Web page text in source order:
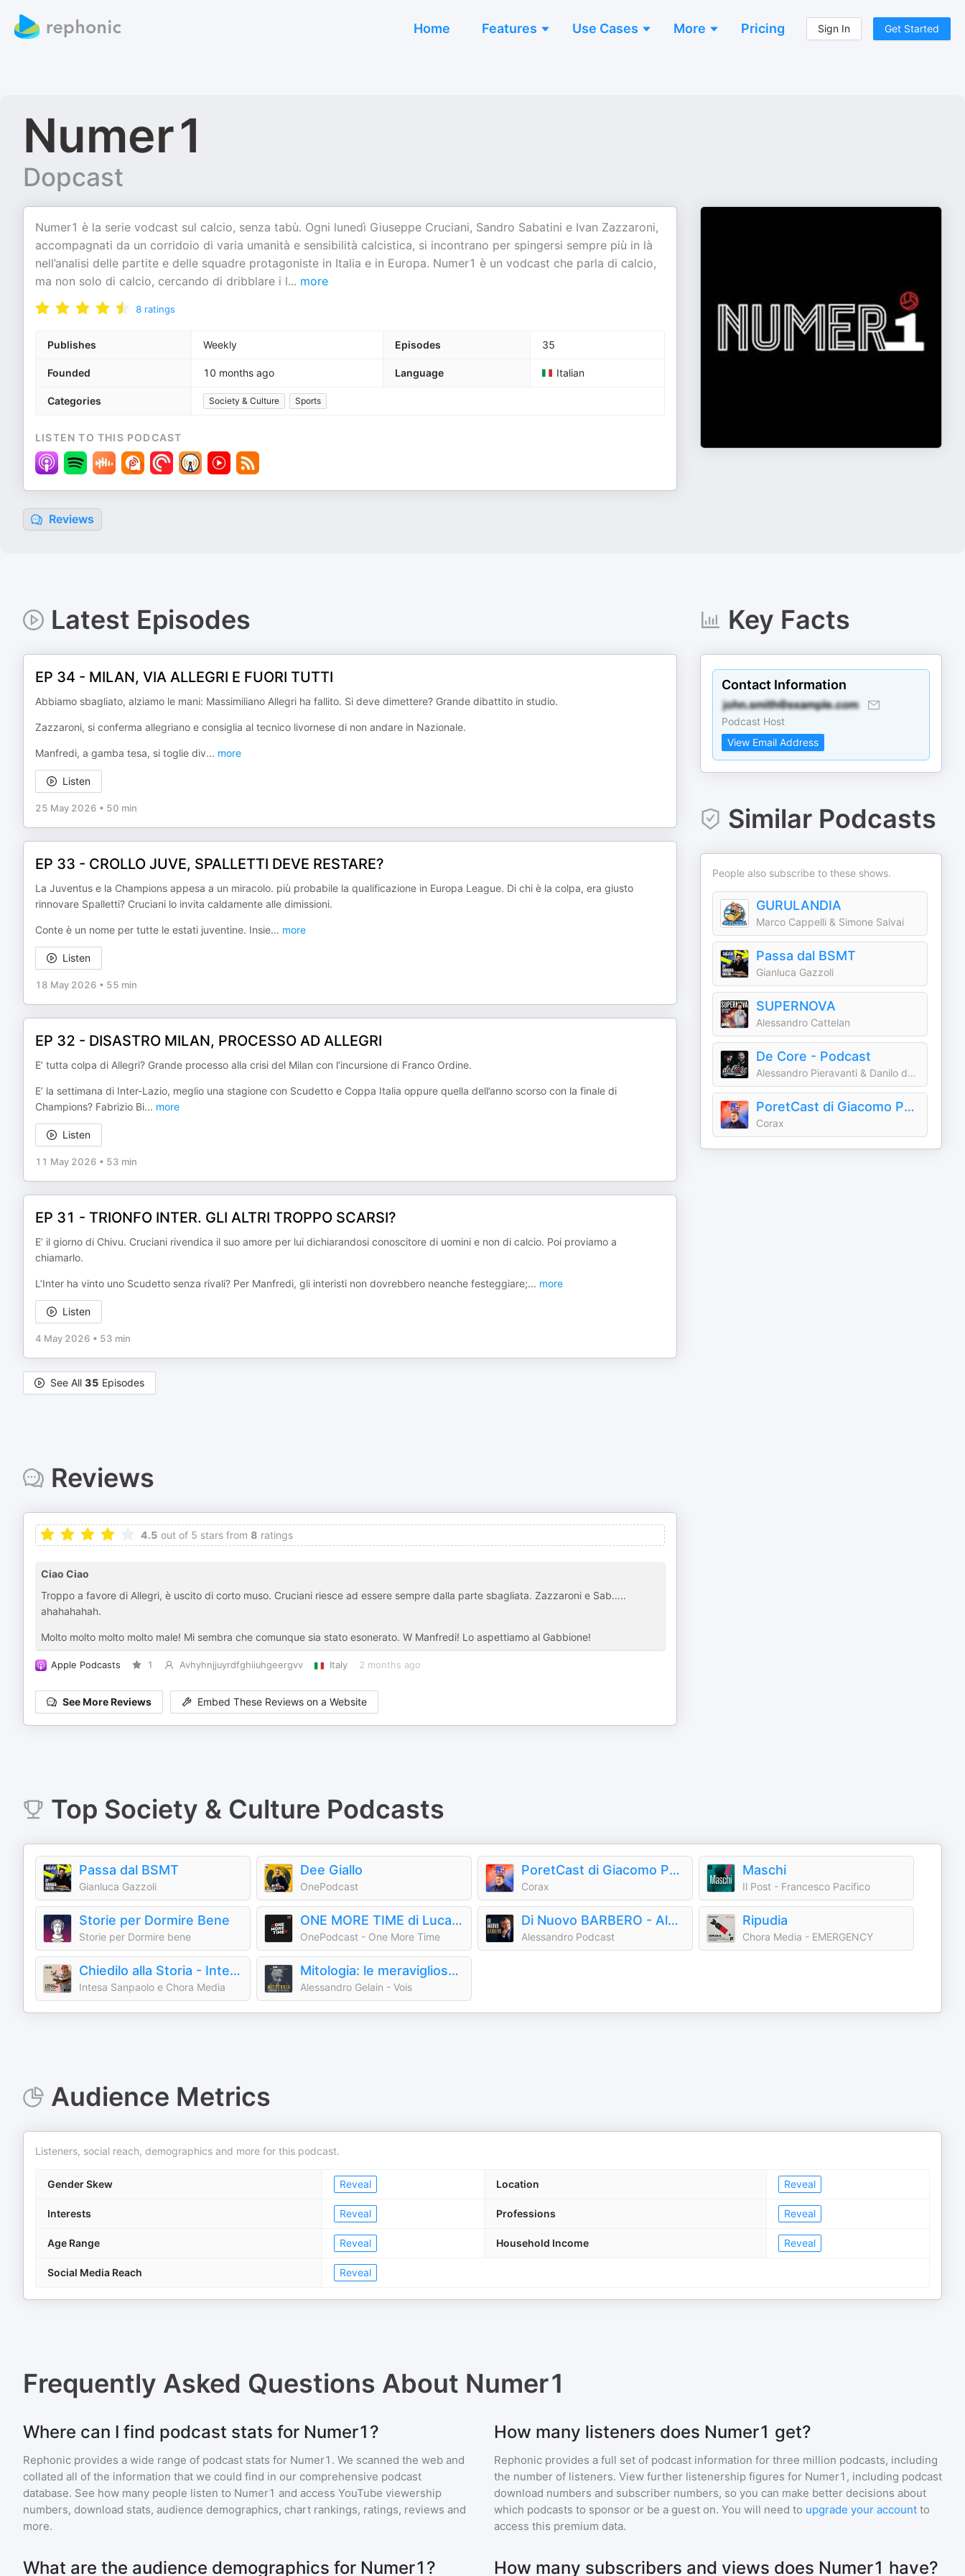
Home Features Use Cases More Pricing Sign In Get Started
Numer1
Dopcast
Numer1 è la serie vodcast sul calcio, senza tabù. Ogni lunedì Giuseppe Cruciani, Sandro Sabatini e Ivan Zazzaroni,
accompagnati da un corridoio di varia umanità e sensibilità calcistica, si incontrano per spingersi sempre più in là
nell’analisi delle partite e delle squadre protagoniste in Italia e in Europa. Numer1 è un vodcast che parla di calcio,
ma non solo di calcio, cercando di dribblare i l... more
8 ratings
Publishes Weekly Episodes 35
Founded 10 months ago Language Italian
Categories Society & Culture Sports
LISTEN TO THIS PODCAST
Reviews
Latest Episodes
EP 34 - MILAN, VIA ALLEGRI E FUORI TUTTI
Abbiamo sbagliato, alziamo le mani: Massimiliano Allegri ha fallito. Si deve dimettere? Grande dibattito in studio.
Zazzaroni, si conferma allegriano e consiglia al tecnico livornese di non andare in Nazionale.
Manfredi, a gamba tesa, si toglie div... more
Listen
25 May 2026 • 50 min
EP 33 - CROLLO JUVE, SPALLETTI DEVE RESTARE?
La Juventus e la Champions appesa a un miracolo. più probabile la qualificazione in Europa League. Di chi è la colpa, era giusto
rinnovare Spalletti? Cruciani lo invita caldamente alle dimissioni.
Conte è un nome per tutte le estati juventine. Insie... more
Listen
18 May 2026 • 55 min
EP 32 - DISASTRO MILAN, PROCESSO AD ALLEGRI
E’ tutta colpa di Allegri? Grande processo alla crisi del Milan con l’incursione di Franco Ordine.
E’ la settimana di Inter-Lazio, meglio una stagione con Scudetto e Coppa Italia oppure quella dell’anno scorso con la finale di
Champions? Fabrizio Bi... more
Listen
11 May 2026 • 53 min
EP 31 - TRIONFO INTER. GLI ALTRI TROPPO SCARSI?
E’ il giorno di Chivu. Cruciani rivendica il suo amore per lui dichiarandosi conoscitore di uomini e non di calcio. Poi proviamo a
chiamarlo.
L’Inter ha vinto uno Scudetto senza rivali? Per Manfredi, gli interisti non dovrebbero neanche festeggiare;... more
Listen
4 May 2026 • 53 min
See All 35 Episodes
Key Facts
Contact Information
Podcast Host
View Email Address
Similar Podcasts
People also subscribe to these shows.
GURULANDIA
Marco Cappelli & Simone Salvai
Passa dal BSMT
Gianluca Gazzoli
SUPERNOVA
Alessandro Cattelan
De Core - Podcast
Alessandro Pieravanti & Danilo da Fiumicino - Dopcast
PoretCast di Giacomo Poretti
Corax
Reviews
4.5 out of 5 stars from 8 ratings
Ciao Ciao
Troppo a favore di Allegri, è uscito di corto muso. Cruciani riesce ad essere sempre dalla parte sbagliata. Zazzaroni e Sab…..
ahahahahah.
Molto molto molto molto male! Mi sembra che comunque sia stato esonerato. W Manfredi! Lo aspettiamo al Gabbione!
Apple Podcasts 1 Avhyhnjjuyrdfghiiuhgeergvv Italy 2 months ago
See More Reviews Embed These Reviews on a Website
Top Society & Culture Podcasts
Passa dal BSMT
Gianluca Gazzoli
Dee Giallo
OnePodcast
PoretCast di Giacomo Poretti
Corax
Maschi
Il Post - Francesco Pacifico
Storie per Dormire Bene
Storie per Dormire bene
ONE MORE TIME di Luca Casadei
OnePodcast - One More Time
Di Nuovo BARBERO - Alessandro Barbero Podcast
Alessandro Podcast
Ripudia
Chora Media - EMERGENCY
Chiedilo alla Storia - Intesa Sanpaolo On Air
Intesa Sanpaolo e Chora Media
Mitologia: le meravigliose storie del mondo antico
Alessandro Gelain - Vois
Audience Metrics
Listeners, social reach, demographics and more for this podcast.
Gender Skew Reveal Location Reveal
Interests Reveal Professions Reveal
Age Range Reveal Household Income Reveal
Social Media Reach Reveal
Frequently Asked Questions About Numer1
Where can I find podcast stats for Numer1?
Rephonic provides a wide range of podcast stats for Numer1 . We scanned the web and
collated all of the information that we could find in our comprehensive podcast
database. See how many people listen to Numer1 and access YouTube viewership
numbers, download stats, audience demographics, chart rankings, ratings, reviews and
more.
How many listeners does Numer1 get?
Rephonic provides a full set of podcast information for three million podcasts, including
the number of listeners. View further listenership figures for Numer1 , including podcast
download numbers and subscriber numbers, so you can make better decisions about
which podcasts to sponsor or be a guest on. You will need to upgrade your account to
access this premium data.
What are the audience demographics for Numer1? How many subscribers and views does Numer1 have?